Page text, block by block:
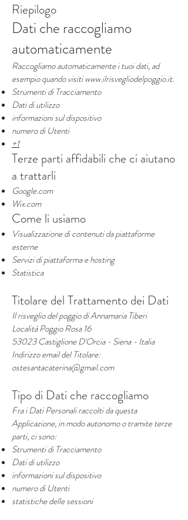
Riepilogo
Dati che raccogliamo
automaticamente
Raccogliamo automaticamente i tuoi dati, ad
esempio quando visitiwww.ilrisvegliodelpoggio.it.
Strumenti di Tracciamento
Dati di utilizzo
informazioni sul dispositivo
numero di Utenti
+1
Terze parti affidabili che ci aiutano
a trattarli
​Google.com
​Wix.com
Come li usiamo
Visualizzazione di contenuti da piattaforme
esterne
Servizi di piattaforma e hosting
Statistica
Titolare del Trattamento dei Dati
Il risveglio del poggio di Annamaria Tiberi
Località Poggio Rosa 16
53023 Castiglione D'Orcia - Siena - Italia
Indirizzo email del Titolare:
ostesantacaterina@gmail.com
Tipo di Dati che raccogliamo
Fra i Dati Personali raccolti da questa
Applicazione, in modo autonomo o tramite terze
parti, ci sono:
Strumenti di Tracciamento
Dati di utilizzo
informazioni sul dispositivo
numero di Utenti
statistiche delle sessioni